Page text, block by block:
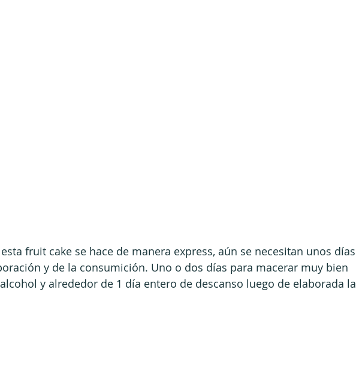
fruit cake se hace de manera express, aún se necesitan unos días
y de la consumición. Uno o dos días para macerar muy bien
y alrededor de 1 día entero de descanso luego de elaborada la